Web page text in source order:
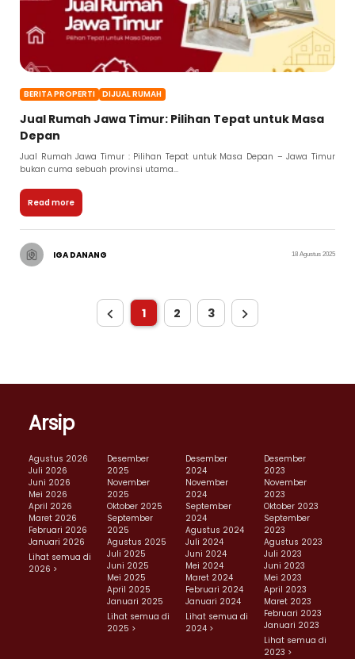
BERITA PROPERTI DIJUAL RUMAH
Jual Rumah Jawa Timur: Pilihan Tepat untuk Masa
Depan
Jual Rumah Jawa Timur : Pilihan Tepat untuk Masa Depan – Jawa Timur
bukan cuma sebuah provinsi utama...
Read more
IGA DANANG 18 Agustus 2025
1 2 3
Arsip
Agustus 2026
Juli 2026
Juni 2026
Mei 2026
April 2026
Maret 2026
Februari 2026
Januari 2026
Lihat semua di
2026 >
Desember
2025
November
2025
Oktober 2025
September
2025
Agustus 2025
Juli 2025
Juni 2025
Mei 2025
April 2025
Januari 2025
Lihat semua di
2025 >
Desember
2024
November
2024
September
2024
Agustus 2024
Juli 2024
Juni 2024
Mei 2024
Maret 2024
Februari 2024
Januari 2024
Lihat semua di
2024 >
Desember
2023
November
2023
Oktober 2023
September
2023
Agustus 2023
Juli 2023
Juni 2023
Mei 2023
April 2023
Maret 2023
Februari 2023
Januari 2023
Lihat semua di
2023 >